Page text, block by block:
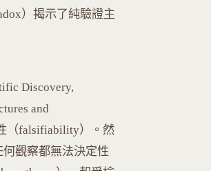
）揭示了純驗證主
Discovery,
and
（falsifiability）。然
何觀察都無法決定性